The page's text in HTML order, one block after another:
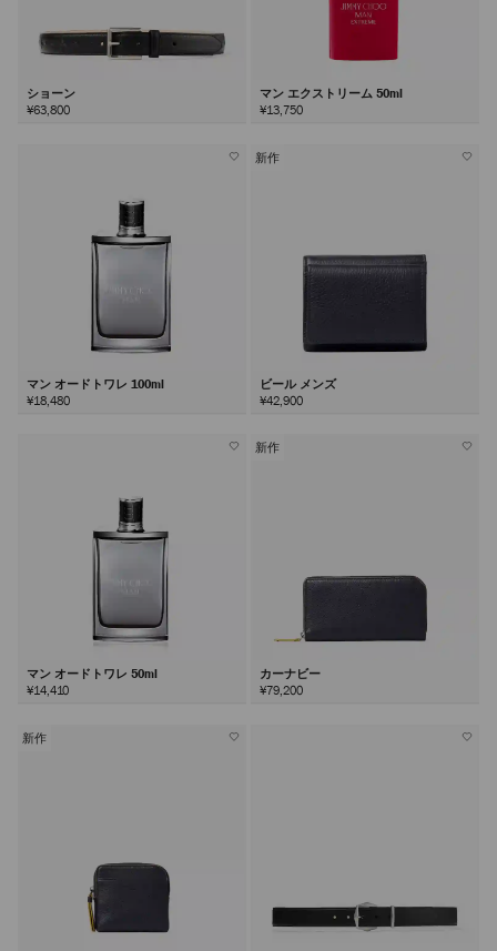
ショーン
¥63,800
マン エクストリーム 50ml
¥13,750
マン オードトワレ 100ml
¥18,480
新作
ビール メンズ
¥42,900
マン オードトワレ 50ml
¥14,410
新作
カーナビー
¥79,200
新作